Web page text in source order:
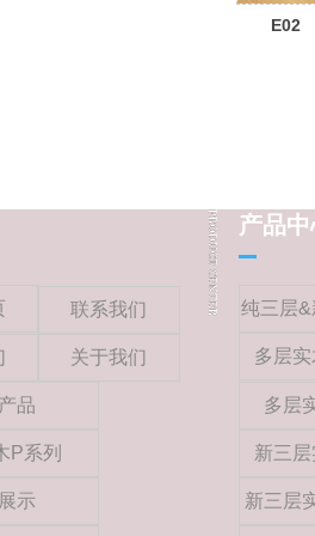
E02
产品
纯三层
多层
多层
新三
新三层
品
P系列
示
联系我们
关于我们